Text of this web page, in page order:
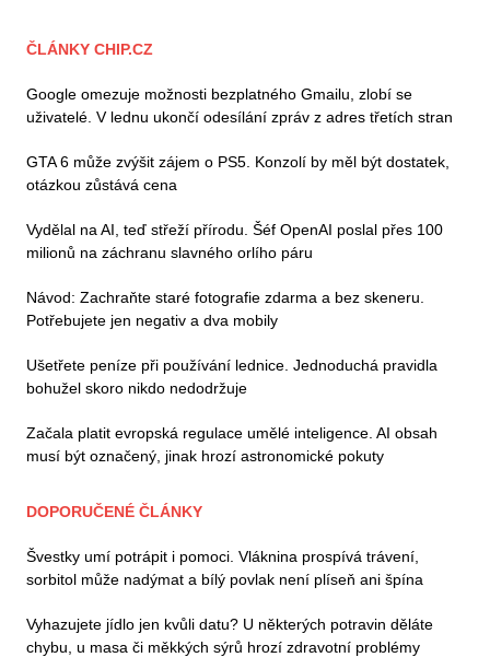
ČLÁNKY CHIP.CZ
Google omezuje možnosti bezplatného Gmailu, zlobí se
uživatelé. V lednu ukončí odesílání zpráv z adres třetích stran
GTA 6 může zvýšit zájem o PS5. Konzolí by měl být dostatek,
otázkou zůstává cena
Vydělal na AI, teď střeží přírodu. Šéf OpenAI poslal přes 100
milionů na záchranu slavného orlího páru
Návod: Zachraňte staré fotografie zdarma a bez skeneru.
Potřebujete jen negativ a dva mobily
Ušetřete peníze při používání lednice. Jednoduchá pravidla
bohužel skoro nikdo nedodržuje
Začala platit evropská regulace umělé inteligence. AI obsah
musí být označený, jinak hrozí astronomické pokuty
DOPORUČENÉ ČLÁNKY
Švestky umí potrápit i pomoci. Vláknina prospívá trávení,
sorbitol může nadýmat a bílý povlak není plíseň ani špína
Vyhazujete jídlo jen kvůli datu? U některých potravin děláte
chybu, u masa či měkkých sýrů hrozí zdravotní problémy